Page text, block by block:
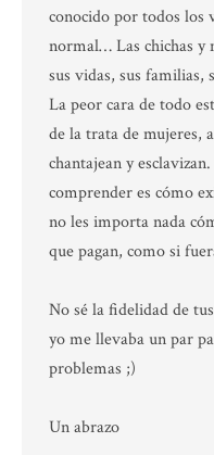
conocido por todos los
normal… Las chichas y
sus vidas, sus familias,
La peor cara de todo
de la trata de mujeres,
chantajean y
comprender es cómo
no les importa nada
que pagan, como si
No sé la fidelidad de
yo me llevaba un par
problemas ;)
Un abrazo